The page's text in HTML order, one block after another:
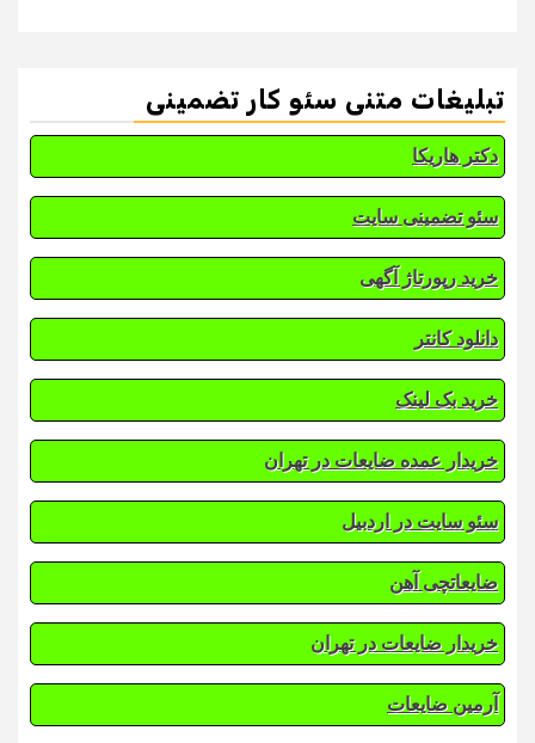
تبلیغات متنی سئو کار تضمینی
دکتر هاریکا
سئو تضمینی سایت
خرید رپورتاژ آگهی
دانلود کانتر
خرید بک لینک
خریدار عمده ضایعات در تهران
سئو سایت در اردبیل
ضایعاتچی آهن
خریدار ضایعات در تهران
آرمین ضایعات